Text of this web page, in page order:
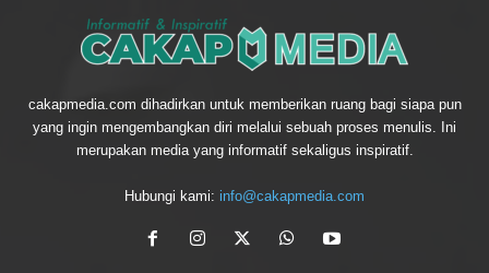
cakapmedia.com dihadirkan untuk memberikan ruang bagi siapa pun
yang ingin mengembangkan diri melalui sebuah proses menulis. Ini
merupakan media yang informatif sekaligus inspiratif.
Hubungi kami: info@cakapmedia.com